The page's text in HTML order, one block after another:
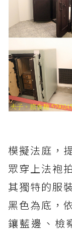
模擬法庭，
眾穿上法袍
其獨特的服
黑色為底，
鑲藍邊、檢